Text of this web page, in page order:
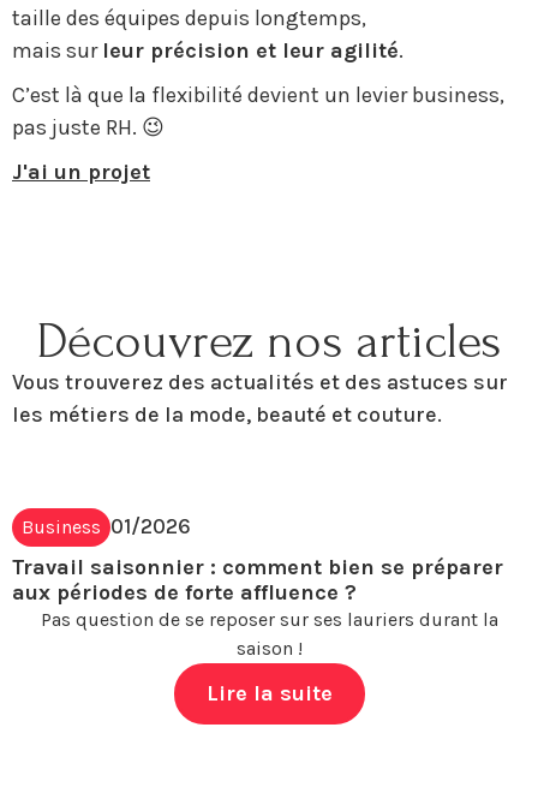
taille des équipes depuis longtemps,
mais sur leur précision et leur agilité.
C’est là que la flexibilité devient un levier business,
pas juste RH. 😉
J'ai un projet
Découvrez nos articles
Vous trouverez des actualités et des astuces sur
les métiers de la mode, beauté et couture.
Business 01/2026
Travail saisonnier : comment bien se préparer
aux périodes de forte affluence ?
Pas question de se reposer sur ses lauriers durant la
saison !
Lire la suite